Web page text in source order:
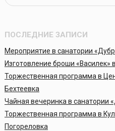
ПОСЛЕДНИЕ ЗАПИСИ
Мероприятие в санатории
Изготовление броши «Василек»
Торжественная программа в
Бехтеевка
Чайная вечеринка в санатории
Торжественная программа в
Погореловка